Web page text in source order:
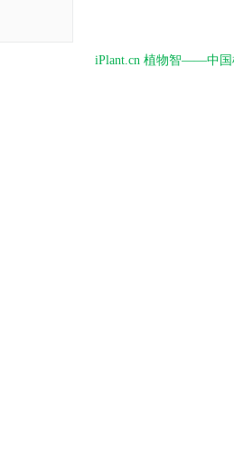
iPlant.cn 植物智——中国